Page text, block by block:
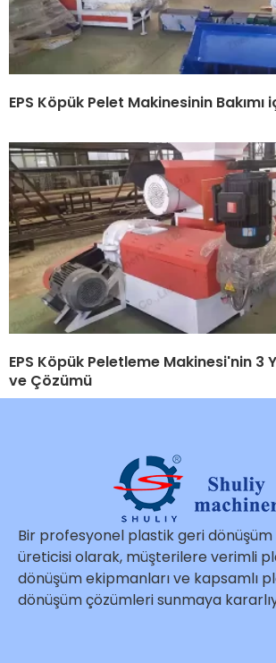
EPS Köpük Pelet Makinesinin Bakımı
EPS Köpük Peletleme Makinesi'nin 3
ve Çözümü
Bir profesyonel plastik geri
üreticisi olarak, müşterilere verimli
dönüşüm ekipmanları ve kapsamlı
dönüşüm çözümleri sunmaya